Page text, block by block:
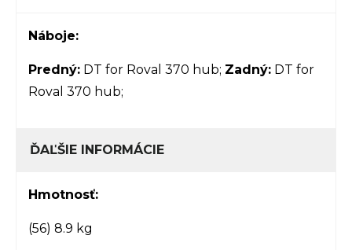
Náboje:
Predný: DT for Roval 370 hub; Zadný: DT for
Roval 370 hub;
ĎAĽŠIE INFORMÁCIE
Hmotnosť:
(56) 8.9 kg